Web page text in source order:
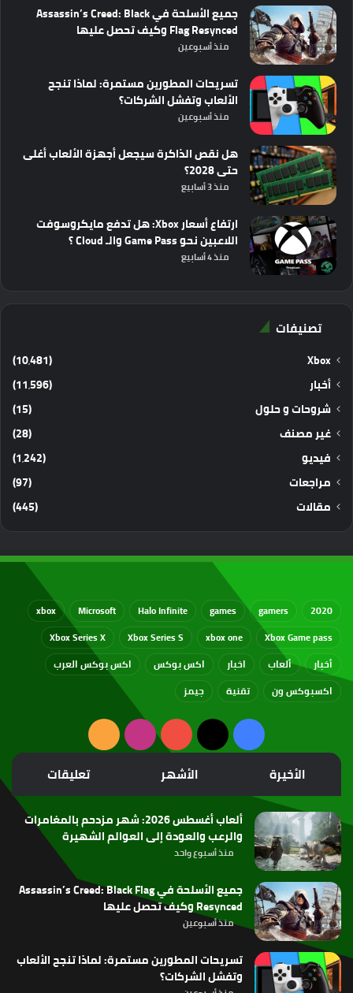
جميع الأسلحة في Assassin’s Creed: Black
Flag Resynced وكيف تحصل عليها
منذ أسبوعين
تسريحات المطورين مستمرة: لماذا تنجح
الألعاب وتفشل الشركات؟
منذ أسبوعين
هل نقص الذاكرة سيجعل أجهزة الألعاب أغلى
حتى 2028؟
منذ 3 أسابيع
ارتفاع أسعار Xbox: هل تدفع مايكروسوفت
اللاعبين نحو Game Pass والـ Cloud ؟
منذ 4 أسابيع
تصنيفات
Xbox
(10٬481)
أخبار
(11٬596)
شروحات و حلول
(15)
غير مصنف
(28)
فيديو
(1٬242)
مراجعات
(97)
مقالات
(445)
2020
gamers
games
Halo Infinite
Microsoft
xbox
Xbox Game pass
xbox one
Xbox Series S
Xbox Series X
أخبار
ألعاب اخبار اكس بوكس
اكس بوكس العرب
اكسبوكس ون
تقنية جيمز
فيسبوك
‫X
‫YouTubeانستقرامملخص
الموقع
RSS
الأخيرة الأشهر تعليقات
ألعاب أغسطس 2026: شهر مزدحم بالمغامرات
والرعب والعودة إلى العوالم الشهيرة
منذ أسبوع واحد
جميع الأسلحة في Assassin’s Creed: Black Flag
Resynced وكيف تحصل عليها
منذ أسبوعين
تسريحات المطورين مستمرة: لماذا تنجح الألعاب
وتفشل الشركات؟